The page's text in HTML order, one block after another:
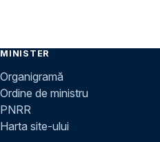
MINISTER
Organigramă
Ordine de ministru
PNRR
Harta site-ului